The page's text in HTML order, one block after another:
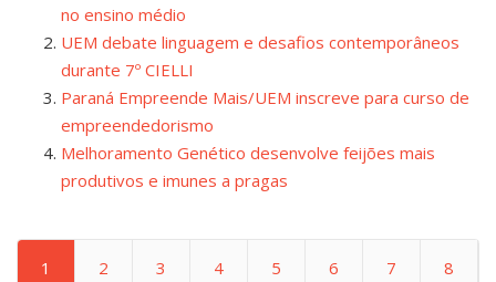
no ensino médio
UEM debate linguagem e desafios contemporâneos
durante 7º CIELLI
Paraná Empreende Mais/UEM inscreve para curso de
empreendedorismo
Melhoramento Genético desenvolve feijões mais
produtivos e imunes a pragas
1 2 3 4 5 6 7 8